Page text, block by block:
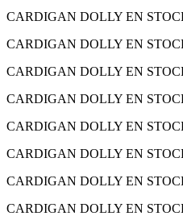
CARDIGAN DOLLY EN
CARDIGAN DOLLY EN
CARDIGAN DOLLY EN
CARDIGAN DOLLY EN
CARDIGAN DOLLY EN
CARDIGAN DOLLY EN
CARDIGAN DOLLY EN
CARDIGAN DOLLY EN